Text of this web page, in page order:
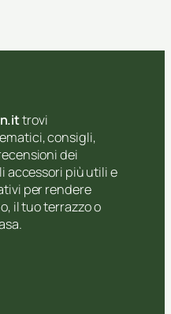
trovi
consigli,
dei
accessori più utili e
per rendere
il tuo terrazzo o